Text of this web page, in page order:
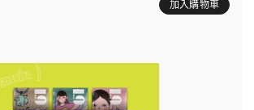
加入購物車